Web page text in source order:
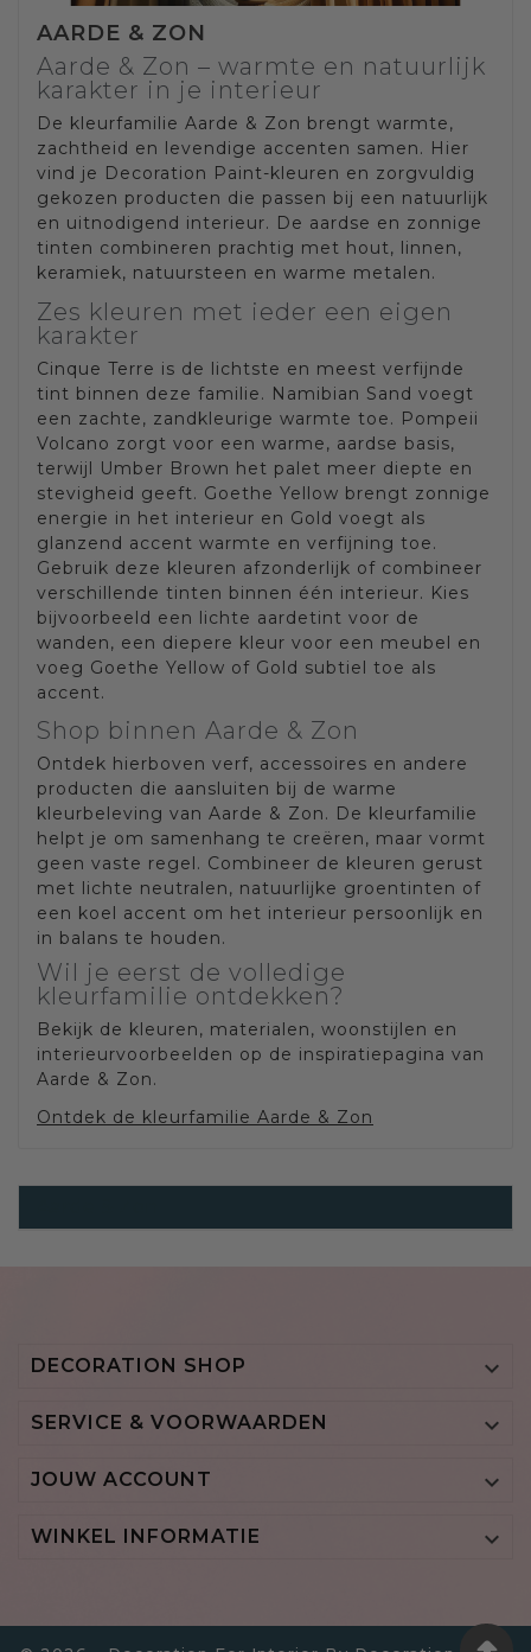
AARDE & ZON
Aarde & Zon – warmte en natuurlijk
karakter in je interieur
De kleurfamilie Aarde & Zon brengt warmte,
zachtheid en levendige accenten samen. Hier
vind je Decoration Paint-kleuren en zorgvuldig
gekozen producten die passen bij een natuurlijk
en uitnodigend interieur. De aardse en zonnige
tinten combineren prachtig met hout, linnen,
keramiek, natuursteen en warme metalen.
Zes kleuren met ieder een eigen
karakter
Cinque Terre is de lichtste en meest verfijnde
tint binnen deze familie. Namibian Sand voegt
een zachte, zandkleurige warmte toe. Pompeii
Volcano zorgt voor een warme, aardse basis,
terwijl Umber Brown het palet meer diepte en
stevigheid geeft. Goethe Yellow brengt zonnige
energie in het interieur en Gold voegt als
glanzend accent warmte en verfijning toe.
Gebruik deze kleuren afzonderlijk of combineer
verschillende tinten binnen één interieur. Kies
bijvoorbeeld een lichte aardetint voor de
wanden, een diepere kleur voor een meubel en
voeg Goethe Yellow of Gold subtiel toe als
accent.
Shop binnen Aarde & Zon
Ontdek hierboven verf, accessoires en andere
producten die aansluiten bij de warme
kleurbeleving van Aarde & Zon. De kleurfamilie
helpt je om samenhang te creëren, maar vormt
geen vaste regel. Combineer de kleuren gerust
met lichte neutralen, natuurlijke groentinten of
een koel accent om het interieur persoonlijk en
in balans te houden.
Wil je eerst de volledige
kleurfamilie ontdekken?
Bekijk de kleuren, materialen, woonstijlen en
interieurvoorbeelden op de inspiratiepagina van
Aarde & Zon.
Ontdek de kleurfamilie Aarde & Zon
DECORATION SHOP 
SERVICE & VOORWAARDEN 
JOUW ACCOUNT 
WINKEL INFORMATIE 